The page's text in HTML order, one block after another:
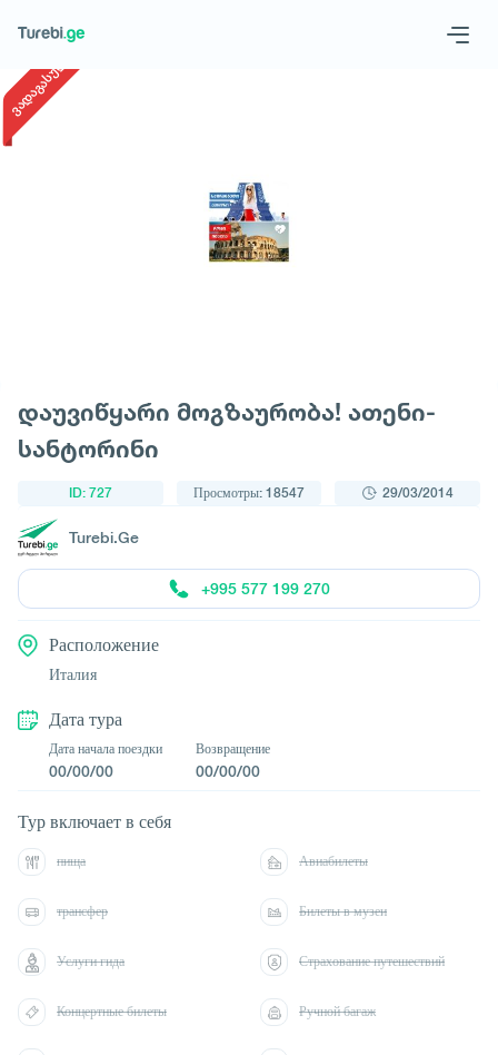
Запросить тур
ვადაგასული
დაუვიწყარი მოგზაურობა! ათენი-
სანტორინი
ID: 727 Просмотры: 18547 29/03/2014
Turebi.Ge
+995 577 199 270
Расположение
Италия
Дата тура
Дата начала поездки
00/00/00
Возвращение
00/00/00
Тур включает в себя
пища Авиабилеты
трансфер Билеты в музеи
Услуги гида Страхование путешествий
Концертные билеты Ручной багаж